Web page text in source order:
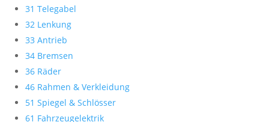
31 Telegabel
32 Lenkung
33 Antrieb
34 Bremsen
36 Räder
46 Rahmen & Verkleidung
51 Spiegel & Schlösser
61 Fahrzeugelektrik